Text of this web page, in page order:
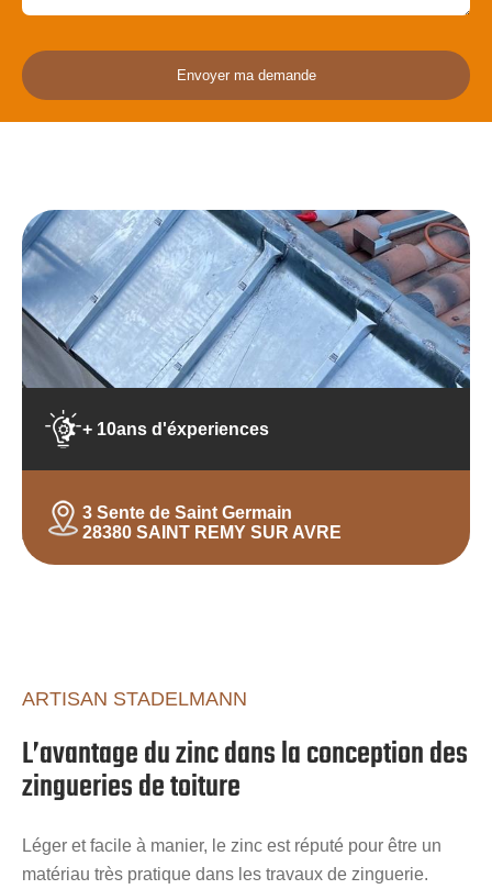
+ 10ans d'éxperiences
3 Sente de Saint Germain
28380 SAINT REMY SUR AVRE
ARTISAN STADELMANN
L’avantage du zinc dans la conception des
zingueries de toiture
Léger et facile à manier, le zinc est réputé pour être un
matériau très pratique dans les travaux de zinguerie.